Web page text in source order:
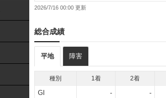
2026/7/16 00:00
総合成績
平地 障害
種別 1着 2着
GI - -